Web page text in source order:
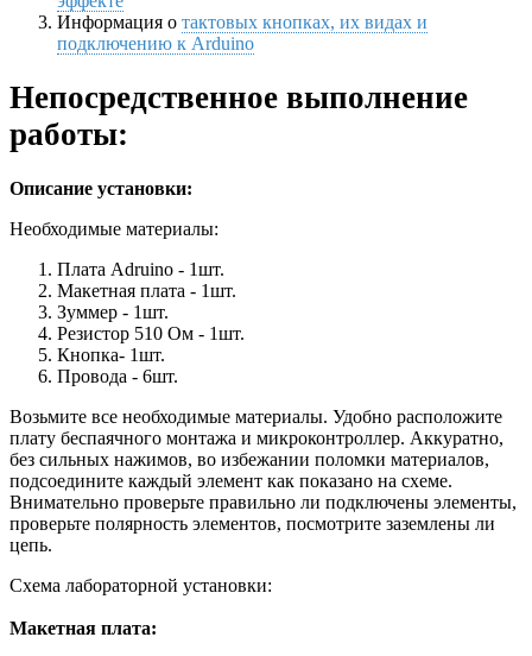
Информация о тактовых кнопках, их видах и
подключению к Arduino
Непосредственное выполнение
работы:
Описание установки:
Необходимые материалы:
Плата Adruino - 1шт.
Макетная плата - 1шт.
Зуммер - 1шт.
Резистор 510 Ом - 1шт.
Кнопка- 1шт.
Провода - 6шт.
Возьмите все необходимые материалы. Удобно расположите
плату беспаячного монтажа и микроконтроллер. Аккуратно,
без сильных нажимов, во избежании поломки материалов,
подсоедините каждый элемент как показано на схеме.
Внимательно проверьте правильно ли подключены элементы,
проверьте полярность элементов, посмотрите заземлены ли
цепь.
Схема лабораторной установки:
Макетная плата: